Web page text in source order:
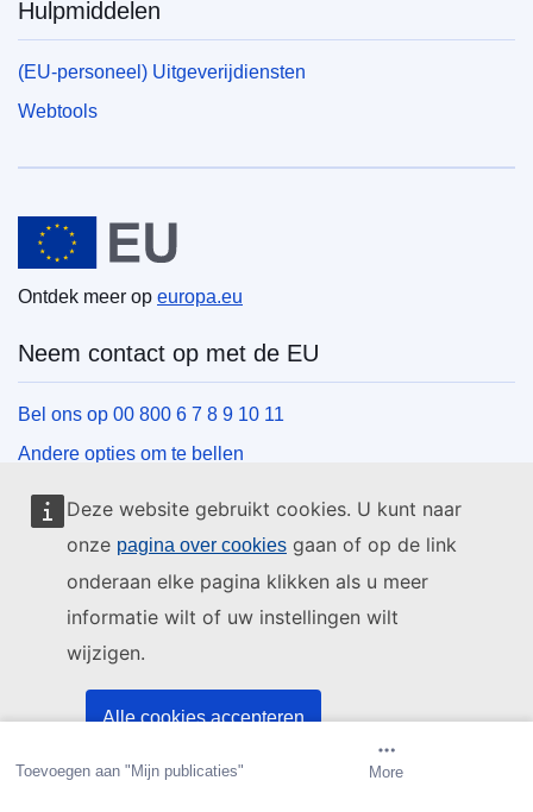
Deze website gebruikt cookies. U kunt naar
onze pagina over cookies gaan of op de link
onderaan elke pagina klikken als u meer
informatie wilt of uw instellingen wilt
wijzigen.
Alle cookies accepteren
Alleen essentiële cookies accepteren
Toevoegen aan "Mijn publicaties"
Automatische kennisgeving
More
Hulpmiddelen
(EU-personeel) Uitgeverijdiensten
Webtools
Europese Unie
Ontdek meer op europa.eu
Neem contact op met de EU
Bel ons op 00 800 6 7 8 9 10 11
Andere opties om te bellen
Schrijf ons via het contactformulier
Ontmoet ons in een van de EU-centra
Zoeken naar sociale-mediakanalen van de EU
EU-instellingen en -organen
Zoeken naar EU-instellingen en -organen